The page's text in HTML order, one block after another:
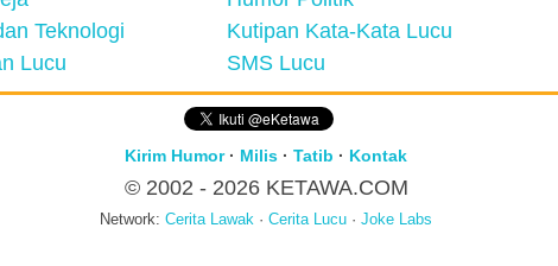
Teknologi
Kutipan Kata-Kata Lucu
Lucu
SMS Lucu
Kirim Humor· Milis · Tatib · Kontak
© 2002 - 2026 KETAWA.COM
Network: Cerita Lawak · Cerita Lucu · Joke Labs